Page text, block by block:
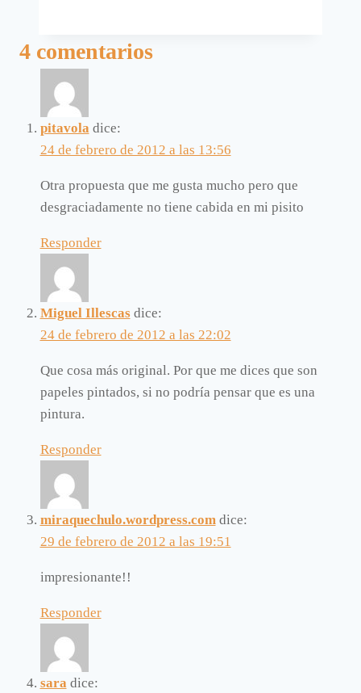
4 comentarios
pitavola dice:
24 de febrero de 2012 a las 13:56
Otra propuesta que me gusta mucho pero que
desgraciadamente no tiene cabida en mi pisito
Responder
Miguel Illescas dice:
24 de febrero de 2012 a las 22:02
Que cosa más original. Por que me dices que son
papeles pintados, si no podría pensar que es una
pintura.
Responder
miraquechulo.wordpress.com dice:
29 de febrero de 2012 a las 19:51
impresionante!!
Responder
sara dice: